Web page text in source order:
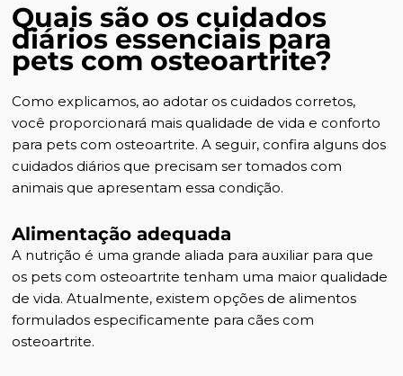
Quais são os cuidados
diários essenciais para
pets com osteoartrite?
Como explicamos, ao adotar os cuidados corretos,
você proporcionará mais qualidade de vida e conforto
para pets com osteoartrite. A seguir, confira alguns dos
cuidados diários que precisam ser tomados com
animais que apresentam essa condição.
Alimentação adequada
A nutrição é uma grande aliada para auxiliar para que
os pets com osteoartrite tenham uma maior qualidade
de vida. Atualmente, existem opções de alimentos
formulados especificamente para cães com
osteoartrite.